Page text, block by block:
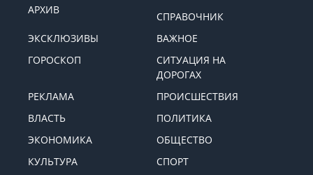
АРХИВ
СПРАВОЧНИК
ЭКСКЛЮЗИВЫ
ВАЖНОЕ
ГОРОСКОП
СИТУАЦИЯ НА
ДОРОГАХ
РЕКЛАМА
ПРОИСШЕСТВИЯ
ВЛАСТЬ
ПОЛИТИКА
ЭКОНОМИКА
ОБЩЕСТВО
КУЛЬТУРА
СПОРТ